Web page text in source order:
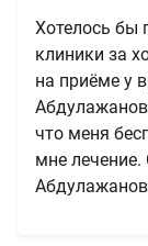
Хотелось бы
клиники за
на приёме у
что меня
мне